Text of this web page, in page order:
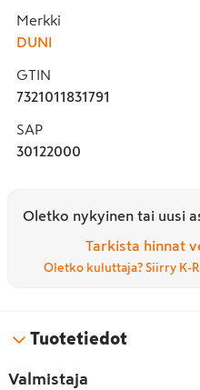
Merkki
DUNI
GTIN
7321011831791
SAP
30122000
Oletko nykyinen tai uusi
Tarkista hinnat
Oletko kuluttaja? Siirry K-
Tuotetiedot
Valmistaja